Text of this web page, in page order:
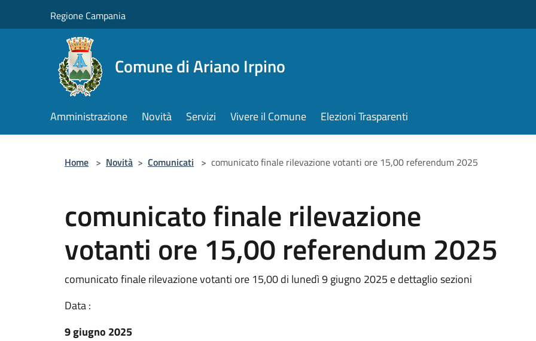
Regione Campania
Comune di Ariano Irpino
Amministrazione Novità Servizi Vivere il Comune Elezioni Trasparenti
Home > Novità > Comunicati > comunicato finale rilevazione votanti ore 15,00 referendum 2025
comunicato finale rilevazione
votanti ore 15,00 referendum 2025
comunicato finale rilevazione votanti ore 15,00 di lunedì 9 giugno 2025 e dettaglio sezioni
Data :
9 giugno 2025